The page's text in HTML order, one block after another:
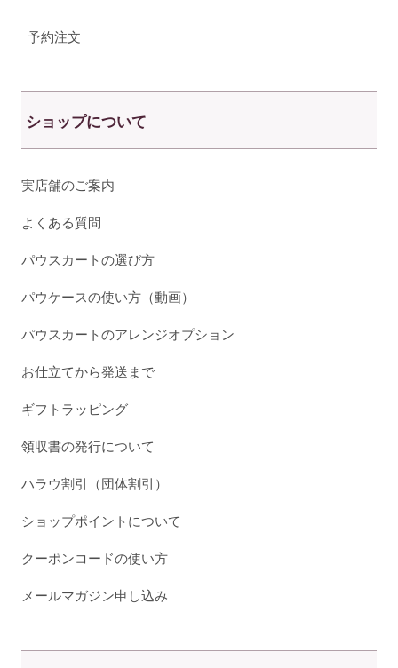
予約注文
ショップについて
実店舗のご案内
よくある質問
パウスカートの選び方
パウケースの使い方（動画）
パウスカートのアレンジオプション
お仕立てから発送まで
ギフトラッピング
領収書の発行について
ハラウ割引（団体割引）
ショップポイントについて
クーポンコードの使い方
メールマガジン申し込み